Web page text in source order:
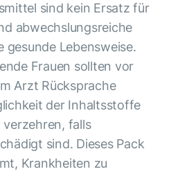
sind kein Ersatz für
abwechslungsreiche
gesunde Lebensweise.
Frauen sollten vor
Arzt Rücksprache
der Inhaltsstoffe
falls
sind. Dieses Pack
Krankheiten zu